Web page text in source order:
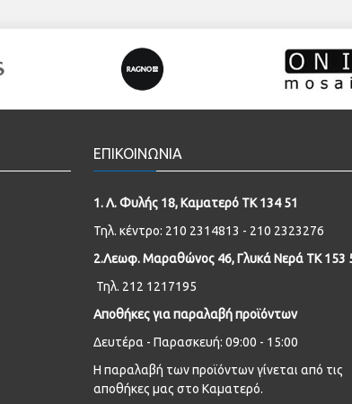
ΕΠΙΚΟΙΝΩΝΙΑ
1. Λ. Φυλής 18, Καματερό ΤΚ 134 51
Τηλ. κέντρο: 210 2314813 - 210 2323276
2.Λεωφ. Μαραθώνος 46, Γλυκά Νερά ΤΚ 153
Τηλ. 212 1217195
Αποθήκες για παραλαβή προϊόντων
Δευτέρα - Παρασκευή: 09:00 - 15:00
Η παραλαβή των προϊόντων γίνεται από τις
αποθήκες μας στο Καματερό.